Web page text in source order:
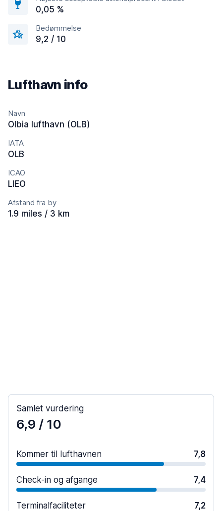
0,05 %
Bedømmelse
9,2 / 10
Lufthavn info
Navn
Olbia lufthavn (OLB)
IATA
OLB
ICAO
LIEO
Afstand fra by
1.9 miles / 3 km
Samlet vurdering
6,9 / 10
Kommer til lufthavnen 7,8
Check-in og afgange 7,4
Terminalfaciliteter 7,2